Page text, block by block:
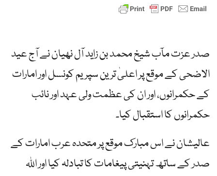
صدر عزت مآب شیخ محمد بن زاید آل نھیان نے آج عید
الاضحی کے موقع پر اعلیٰ ترین سپریم کونسل اور امارات
کے حکمرانوں، اور ان کی عظمت ولی عہد اور نائب
حکمرانوں کا استقبال کیا۔
عالیشان نے اس مبارک موقع پر متحدہ عرب امارات کے
صدر کے ساتھ تہنیتی پیغامات کا تبادلہ کیا اور اللہ